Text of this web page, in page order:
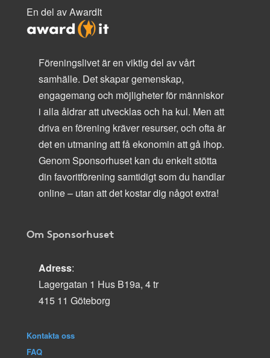
En del av AwardIt
Föreningslivet är en viktig del av vårt
samhälle. Det skapar gemenskap,
engagemang och möjligheter för människor
i alla åldrar att utvecklas och ha kul. Men att
driva en förening kräver resurser, och ofta är
det en utmaning att få ekonomin att gå ihop.
Genom Sponsorhuset kan du enkelt stötta
din favoritförening samtidigt som du handlar
online – utan att det kostar dig något extra!
Om Sponsorhuset
Adress:
Lagergatan 1 Hus B19a, 4 tr
415 11 Göteborg
Kontakta oss
FAQ